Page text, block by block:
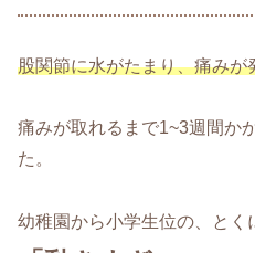
股関節に水がたまり、痛みが
痛みが取れるまで1~3週間か
た。
幼稚園から小学生位の、と